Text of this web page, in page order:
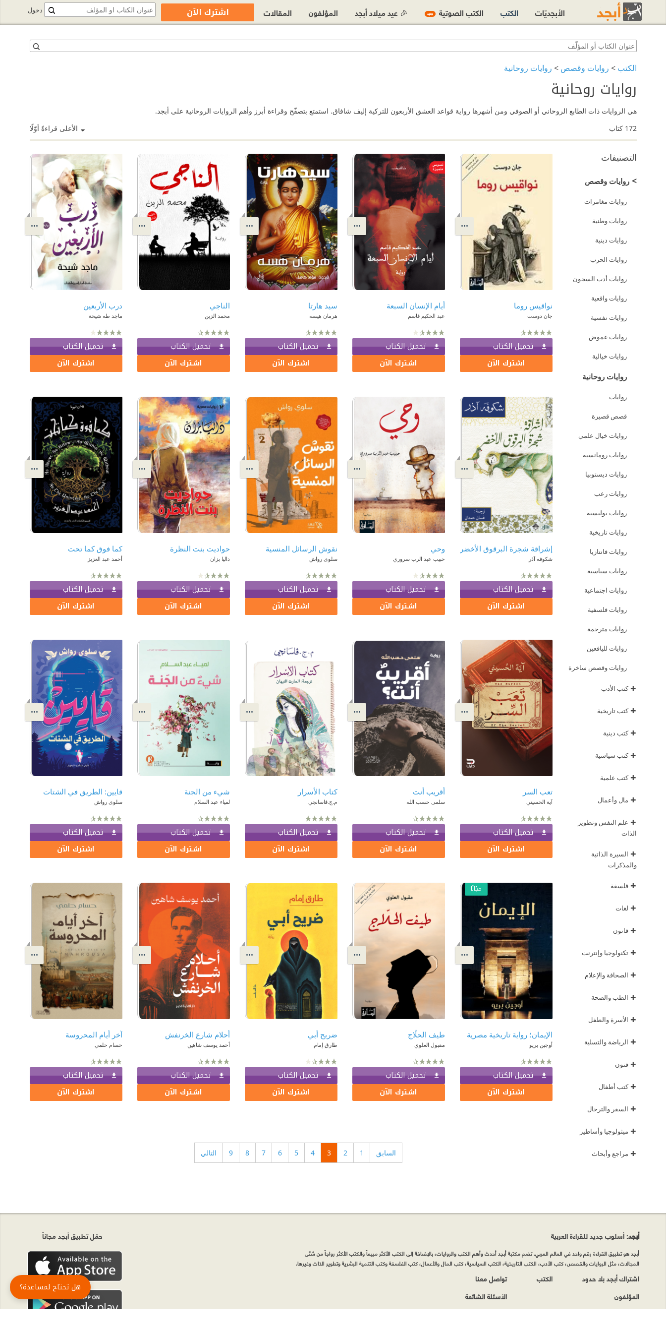
الكتب > روايات وقصص > روايات روحانية
روايات روحانية
هي الروايات ذات الطابع الروحاني أو الصوفي ومن أشهرها رواية قواعد العشق الأربعون للتركية إليف شافاق. استمتع بتصفّح وقراءة أبرز وأهم الروايات الروحانية على أبجد.
الأعلى قراءةً أوّلًا
172 كتاب
التصنيفات
>روايات وقصص
روايات مغامرات
روايات وطنية
روايات دينية
روايات الحرب
روايات أدب السجون
روايات واقعية
روايات نفسية
روايات غموض
روايات خيالية
روايات روحانية
روايات
قصص قصيرة
روايات خيال علمي
روايات رومانسية
روايات ديستوبيا
روايات رعب
روايات بوليسية
روايات تاريخية
روايات فانتازيا
روايات سياسية
روايات اجتماعية
روايات فلسفية
روايات مترجمة
روايات لليافعين
روايات وقصص ساخرة
+كتب الأدب
+كتب تاريخية
+كتب دينية
+كتب سياسية
+كتب علمية
+ مال وأعمال
+ علم النفس وتطوير
الذات
+ السيرة الذاتية
والمذكرات
+ فلسفة
+ لغات
+ قانون
+ تكنولوجيا وإنترنت
+ الصحافة والإعلام
+ الطب والصحة
+ الأسرة والطفل
+ الرياضة والتسلية
+ فنون
+كتب أطفال
+ السفر والترحال
+ ميثولوجيا وأساطير
+ مراجع وأبحاث
نواقيس روما
جان دوست
تحميل الكتاب
اشترك الآن
أيام الإنسان السبعة
عبد الحكيم قاسم
تحميل الكتاب
اشترك الآن
سيد هارتا
هرمان هيسه
تحميل الكتاب
اشترك الآن
الناجي
محمد الزين
تحميل الكتاب
اشترك الآن
درب الأربعين
ماجد طه شيحة
تحميل الكتاب
اشترك الآن
إشراقة شجرة البرقوق الأخضر
شكوفه آذر
تحميل الكتاب
اشترك الآن
وحي
حبيب عبد الرب سروري
تحميل الكتاب
اشترك الآن
نقوش الرسائل المنسية
سلوى رواش
تحميل الكتاب
اشترك الآن
حواديت بنت النظرة
داليا بزان
تحميل الكتاب
اشترك الآن
كما فوق كما تحت
أحمد عبد العزيز
تحميل الكتاب
اشترك الآن
تعب السر
آية الحسيني
تحميل الكتاب
اشترك الآن
أقريب أنت
سلمى حسب الله
تحميل الكتاب
اشترك الآن
كتاب الأسرار
م.ج.فاسانجي
تحميل الكتاب
اشترك الآن
شيء من الجنة
لمياء عبد السلام
تحميل الكتاب
اشترك الآن
قايين: الطريق في الشتات
سلوى رواش
تحميل الكتاب
اشترك الآن
الإيمان؛ رواية تاريخية مصرية
أوجين بريو
تحميل الكتاب
مجّانًا
اشترك الآن
طيف الحلّاج
مقبول العلوي
تحميل الكتاب
اشترك الآن
ضريح أبي
طارق إمام
تحميل الكتاب
اشترك الآن
أحلام شارع الخرنفش
أحمد يوسف شاهين
تحميل الكتاب
اشترك الآن
آخر أيام المحروسة
حسام حلمي
تحميل الكتاب
اشترك الآن
السابق 1
2
3
4
5
6
7
8
9 التالي
دخول الأبجديّات الكتب الكتب الصوتية جديد 🎉 عيد ميلاد أبجد المؤلفون المقالات اشترك الآن
حمّل تطبيق أبجد مجاناً أبجد: أسلوب جديد للقراءة العربية
أبجد هو تطبيق القراءة رقم واحد في العالم العربي. تضم مكتبة أبجد أحدث وأهم الكتب والروايات، بالإضافة إلى الكتب الأكثر مبيعاً والكتب الأكثر رواجاً من شتّى
المجالات، مثل الروايات والقصص، كتب الأدب، الكتب التاريخية، الكتب السياسية، كتب المال والأعمال، كتب الفلسفة وكتب التنمية البشرية وتطوير الذات وغيرها.
اشتراك أبجد بلا حدود
المؤلفون
الكتب
تواصل معنا
الأسئلة الشائعة
هل تحتاج لمساعدة؟